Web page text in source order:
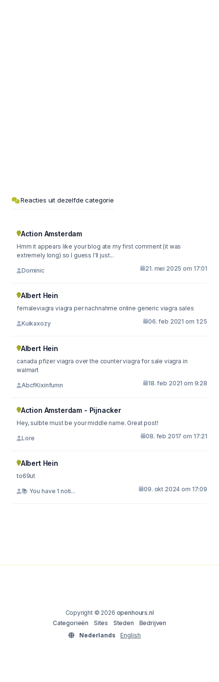
Reacties uit dezelfde categorie
Action Amsterdam
Hmm it appears like your blog ate my first comment (it was
extremely long) so I guess I'll just...
Dominic 21. mei 2025 om 17:01
Albert Hein
femaleviagra viagra per nachnahme online generic viagra sales
Kuikaxozy 06. feb 2021 om 1:25
Albert Hein
canada pfizer viagra over the counter viagra for sale viagra in
walmart
AbcfKixinfumn 18. feb 2021 om 9:28
Action Amsterdam - Pijnacker
Hey, sulbte must be your middle name. Great post!
Lore 08. feb 2017 om 17:21
Albert Hein
to69ut
📚 You have 1 noti... 09. okt 2024 om 17:09
Copyright © 2026 openhours.nl
Categorieën
Sites Steden
Bedrijven
Nederlands
English